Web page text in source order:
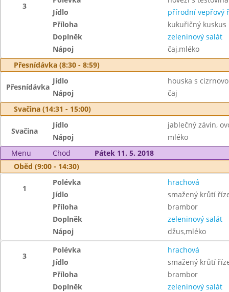
3
Jídlo
přírodní vepřový
Příloha
kukuřičný kuskus
Doplněk
zeleninový salát
Nápoj
čaj,mléko
Přesnídávka (8:30 - 8:59)
Přesnídávka
Jídlo
houska s
Nápoj
čaj
Svačina (14:31 - 15:00)
Svačina
Jídlo
jablečný závin,
Nápoj
mléko
Menu
Chod
Pátek 11. 5. 2018
Oběd (9:00 - 14:30)
1
Polévka
hrachová
Jídlo
smažený krůtí
Příloha
brambor
Doplněk
zeleninový salát
Nápoj
džus,mléko
3
Polévka
hrachová
Jídlo
smažený krůtí
Příloha
brambor
Doplněk
zeleninový salát